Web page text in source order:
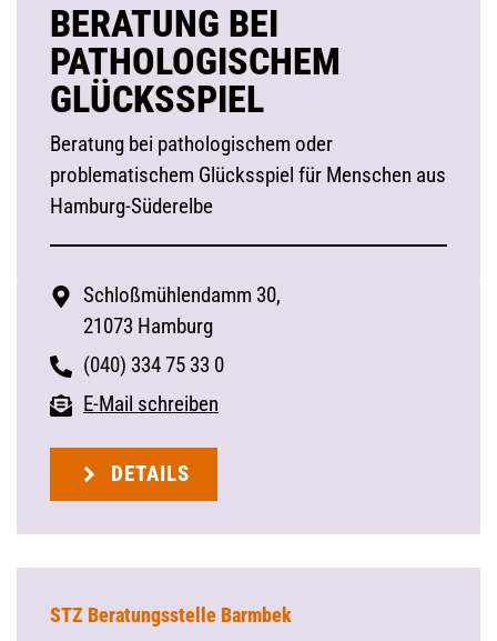
BERATUNG BEI
PATHOLOGISCHEM
GLÜCKSSPIEL
Beratung bei pathologischem oder
problematischem Glücksspiel für Menschen aus
Hamburg-Süderelbe
Schloßmühlendamm 30,
21073 Hamburg
(040) 334 75 33 0
E-Mail schreiben
DETAILS
STZ Beratungsstelle Barmbek